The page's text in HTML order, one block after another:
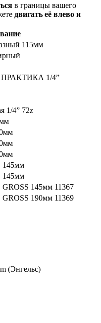
в границы вашего
двигать её влево и
115мм
ПРАКТИКА 1/4”
1/4” 72z
145мм
145мм
145мм 11367
190мм 11369
(Энгельс)